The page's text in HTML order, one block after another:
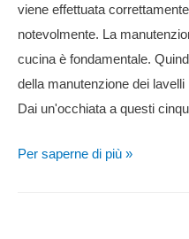
viene effettuata
notevolmente. La
cucina è fondamentale.
della manutenzione dei
Dai un'occhiata a questi
Per saperne di più »